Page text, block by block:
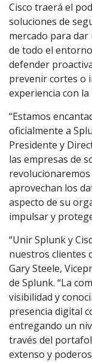
Cisco traerá el
soluciones de
mercado para
de todo el
defender
prevenir cortes o
experiencia con la
“Estamos
oficialmente a
Presidente y
las empresas de
aprovechan los
aspecto de su
impulsar y
“Unir Splunk y
nuestros clientes
Gary Steele,
de Splunk. “La
visibilidad y
presencia digital
entregando un
través del
extenso y